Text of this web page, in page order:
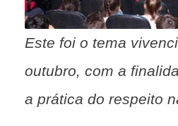
Este foi o tema
outubro, com a
a prática do respeito